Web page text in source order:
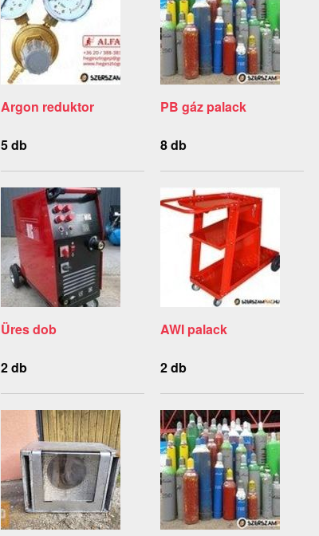
Argon reduktor
5 db
PB gáz palack
8 db
Üres dob
2 db
AWI palack
2 db